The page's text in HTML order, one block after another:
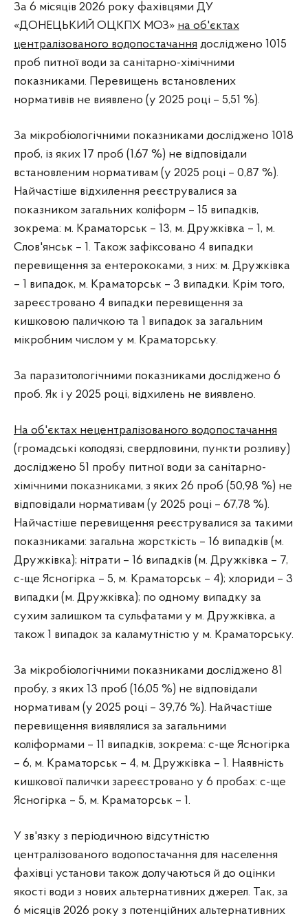
За 6 місяців 2026 року фахівцями ДУ
«ДОНЕЦЬКИЙ ОЦКПХ МОЗ» на об'єктах
централізованого водопостачання досліджено 1015
проб питної води за санітарно-хімічними
показниками. Перевищень встановлених
нормативів не виявлено (у 2025 році – 5,51 %).
За мікробіологічними показниками досліджено 1018
проб, із яких 17 проб (1,67 %) не відповідали
встановленим нормативам (у 2025 році – 0,87 %).
Найчастіше відхилення реєструвалися за
показником загальних коліформ – 15 випадків,
зокрема: м. Краматорськ – 13, м. Дружківка – 1, м.
Слов'янськ – 1. Також зафіксовано 4 випадки
перевищення за ентерококами, з них: м. Дружківка
– 1 випадок, м. Краматорськ – 3 випадки. Крім того,
зареєстровано 4 випадки перевищення за
кишковою паличкою та 1 випадок за загальним
мікробним числом у м. Краматорську.
За паразитологічними показниками досліджено 6
проб. Як і у 2025 році, відхилень не виявлено.
На об'єктах нецентралізованого водопостачання
(громадські колодязі, свердловини, пункти розливу)
досліджено 51 пробу питної води за санітарно-
хімічними показниками, з яких 26 проб (50,98 %) не
відповідали нормативам (у 2025 році – 67,78 %).
Найчастіше перевищення реєструвалися за такими
показниками: загальна жорсткість – 16 випадків (м.
Дружківка); нітрати – 16 випадків (м. Дружківка – 7,
с-ще Ясногірка – 5, м. Краматорськ – 4); хлориди – 3
випадки (м. Дружківка); по одному випадку за
сухим залишком та сульфатами у м. Дружківка, а
також 1 випадок за каламутністю у м. Краматорську.
За мікробіологічними показниками досліджено 81
пробу, з яких 13 проб (16,05 %) не відповідали
нормативам (у 2025 році – 39,76 %). Найчастіше
перевищення виявлялися за загальними
коліформами – 11 випадків, зокрема: с-ще Ясногірка
– 6, м. Краматорськ – 4, м. Дружківка – 1. Наявність
кишкової палички зареєстровано у 6 пробах: с-ще
Ясногірка – 5, м. Краматорськ – 1.
У зв'язку з періодичною відсутністю
централізованого водопостачання для населення
фахівці установи також долучаються й до оцінки
якості води з нових альтернативних джерел. Так, за
6 місяців 2026 року з потенційних альтернативних